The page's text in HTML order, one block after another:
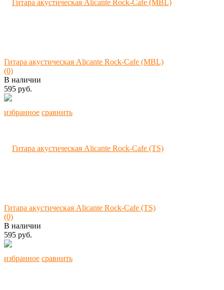
избранное сравнить
Гитара акустическая Alicante Rock-Cafe (MBL)
(0)
В наличии
595 руб.
избранное сравнить
Гитара акустическая Alicante Rock-Cafe (TS)
(0)
В наличии
595 руб.